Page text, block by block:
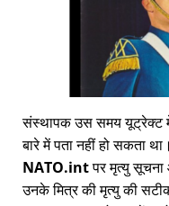
संस्थापक उस समय यूट्रेक्ट
बारे में पता नहीं हो सकता
NATO.intपर मृत्यु
उनके मित्र की मृत्यु की